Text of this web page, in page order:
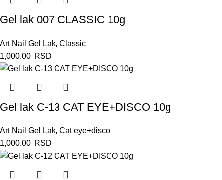
Gel lak 007 CLASSIC 10g
Art Nail Gel Lak, Classic
1,000.00 RSD
Gel lak C-13 CAT EYE+DISCO 10g
Art Nail Gel Lak, Cat eye+disco
1,000.00 RSD